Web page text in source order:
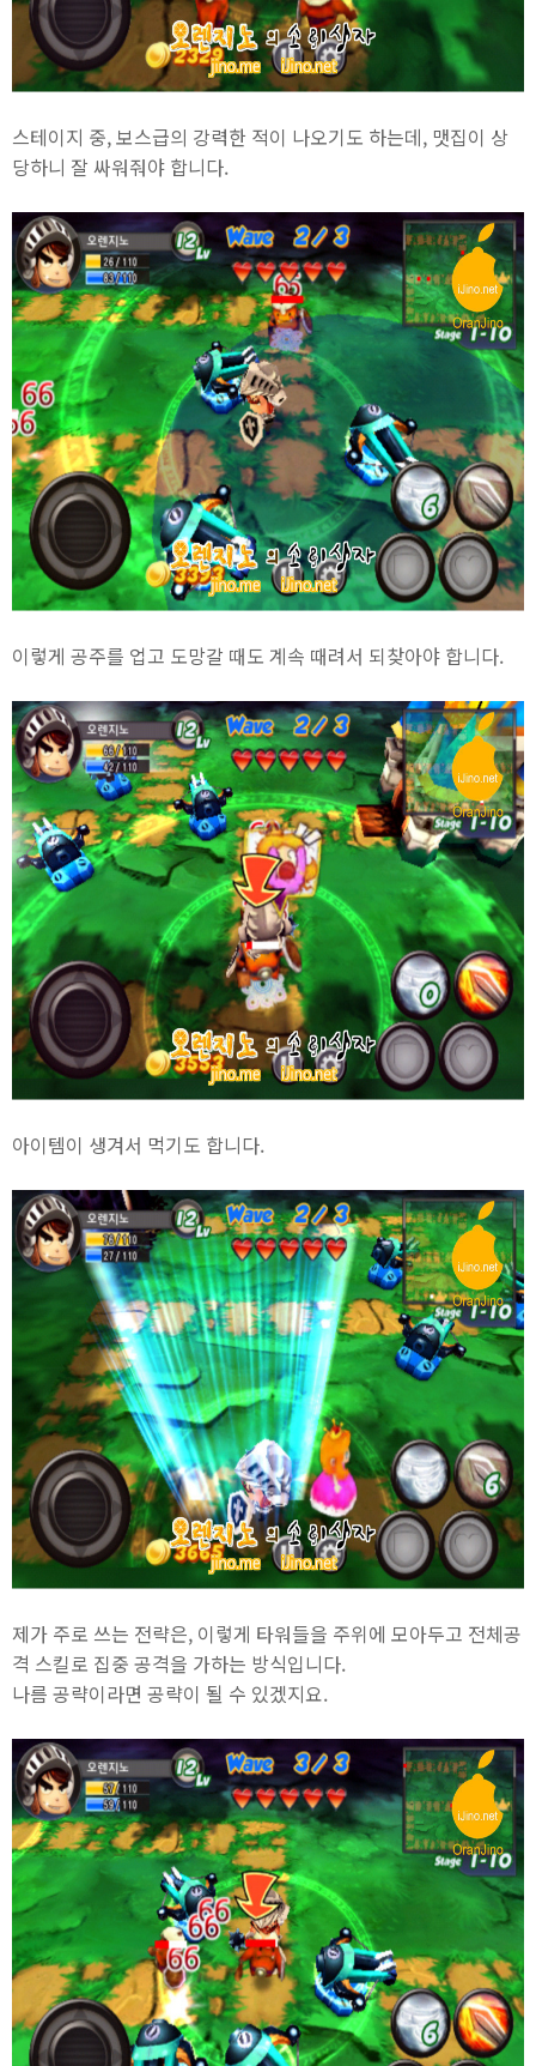
스테이지 중, 보스급의 강력한 적이 나오기도 하는데, 맷집이 상
당하니 잘 싸워줘야 합니다.
이렇게 공주를 업고 도망갈 때도 계속 때려서 되찾아야 합니다.
아이템이 생겨서 먹기도 합니다.
제가 주로 쓰는 전략은, 이렇게 타워들을 주위에 모아두고 전체공
격 스킬로 집중 공격을 가하는 방식입니다.
나름 공략이라면 공략이 될 수 있겠지요.